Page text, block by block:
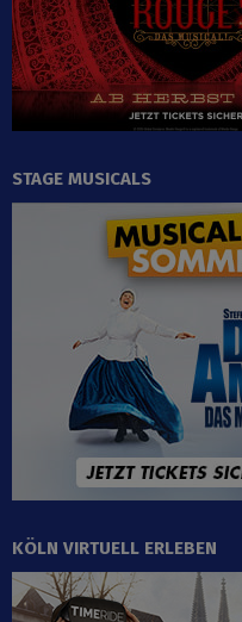
STAGE MUSICALS
KÖLN VIRTUELL ERLEBEN